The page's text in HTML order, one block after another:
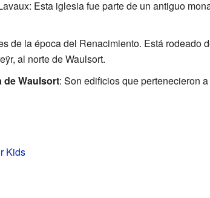
Esta iglesia fue parte de un antiguo
de la época del Renacimiento. Está rodeado
al norte de Waulsort.
de Waulsort: Son edificios que pertenecieron
Kids